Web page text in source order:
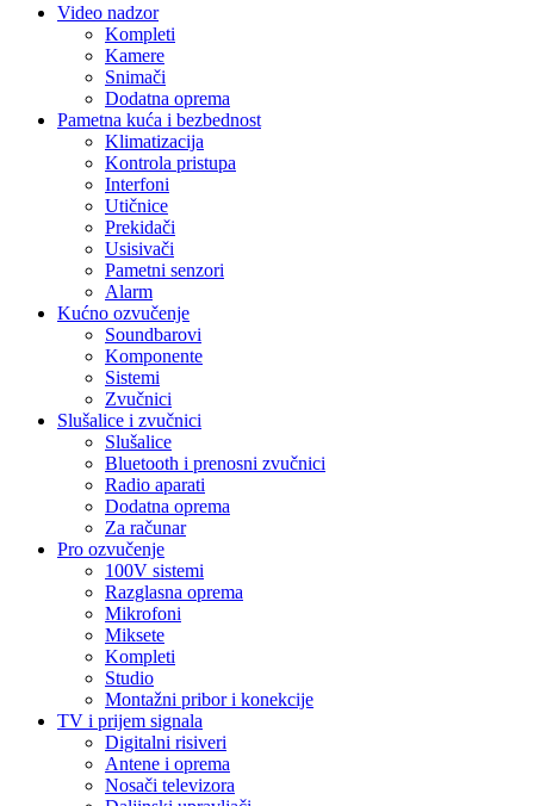
Video nadzor
Kompleti
Kamere
Snimači
Dodatna oprema
Pametna kuća i bezbednost
Klimatizacija
Kontrola pristupa
Interfoni
Utičnice
Prekidači
Usisivači
Pametni senzori
Alarm
Kućno ozvučenje
Soundbarovi
Komponente
Sistemi
Zvučnici
Slušalice i zvučnici
Slušalice
Bluetooth i prenosni zvučnici
Radio aparati
Dodatna oprema
Za računar
Pro ozvučenje
100V sistemi
Razglasna oprema
Mikrofoni
Miksete
Kompleti
Studio
Montažni pribor i konekcije
TV i prijem signala
Digitalni risiveri
Antene i oprema
Nosači televizora